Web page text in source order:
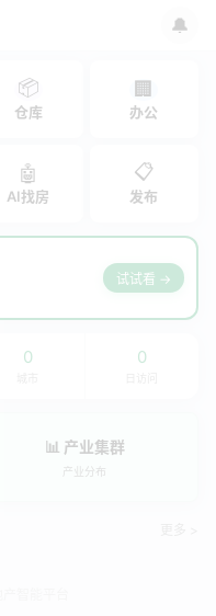
🔔
📦
仓库
🏢
办公
🤖
AI找房
📋
发布
试试看 →
0 0
📊 产业集群
产业分布